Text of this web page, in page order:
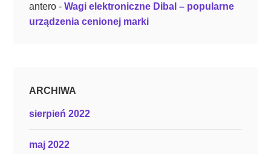
antero- Wagi elektroniczne Dibal – popularne
urządzenia cenionej marki
ARCHIWA
sierpień 2022
maj 2022